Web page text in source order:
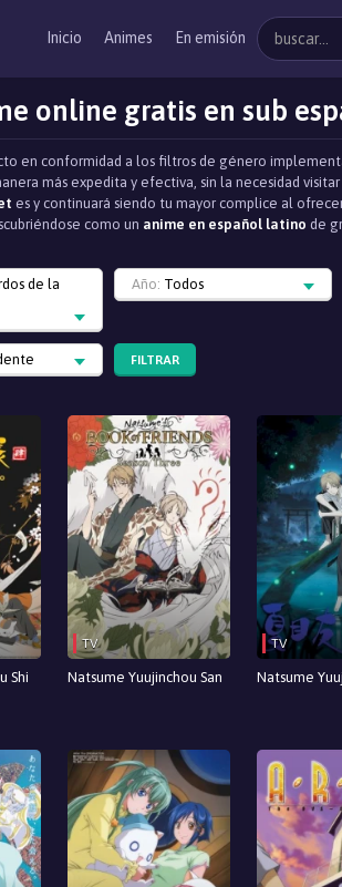
Inicio Animes En emisión
online gratis en sub
en conformidad a los filtros de género
más expedita y efectiva, sin la necesidad
es y continuará siendo tu mayor complice al
como un anime en español latino de
de la
Año: Todos
FILTRAR
Shi
TV
Natsume Yuujinchou San
TV
Natsume